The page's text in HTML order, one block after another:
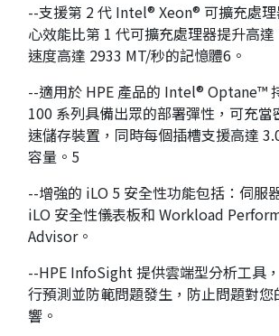
--支援第 2代Intel® Xeon® 可擴充處
心效能比第 1 代可擴充處理器提升高達
速度高達 2933 MT/秒的記憶體6 。
--適用於HPE 產品的 Intel® Optane™
100 系列具備出眾的部署彈性，可充當
速儲存裝置，同時每個插槽支援高達
容量。 5
--增強的 iLO 5 安全性功能包括：伺服
iLO 安全性儀表板和 Workload
Advisor。
--HPE InfoSight提供雲端型分析工具
行預測並防範問題發生，防止問題對您
響。